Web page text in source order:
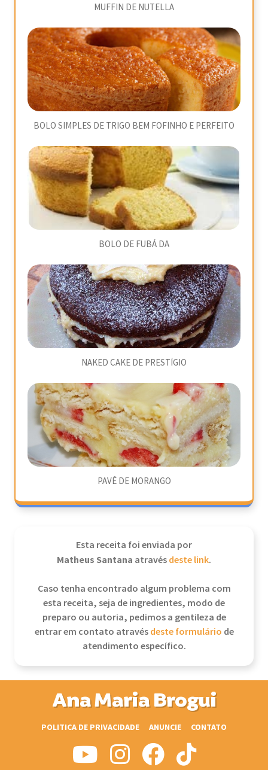
MUFFIN DE NUTELLA
BOLO SIMPLES DE TRIGO BEM FOFINHO E PERFEITO
BOLO DE FUBÁ DA
NAKED CAKE DE PRESTÍGIO
PAVÊ DE MORANGO
Esta receita foi enviada por
Matheus Santana atravésdeste link.
Caso tenha encontrado algum problema com
esta receita, seja de ingredientes, modo de
preparo ou autoria, pedimos a gentileza de
entrar em contato atravésdeste formulário de
atendimento específico.
Ana Maria Brogui
POLITICA DE PRIVACIDADE ANUNCIE CONTATO